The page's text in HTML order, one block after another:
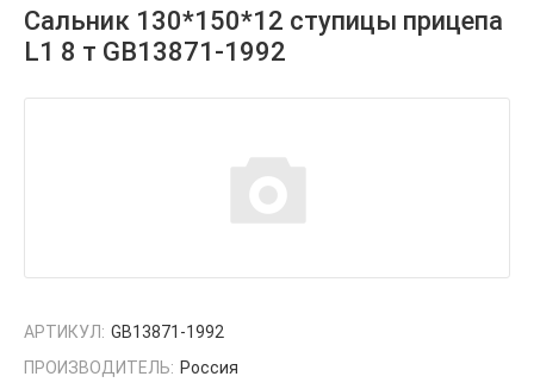
Сальник 130*150*12 ступицы прицепа
L1 8 т GB13871-1992
АРТИКУЛ: GB13871-1992
ПРОИЗВОДИТЕЛЬ: Россия